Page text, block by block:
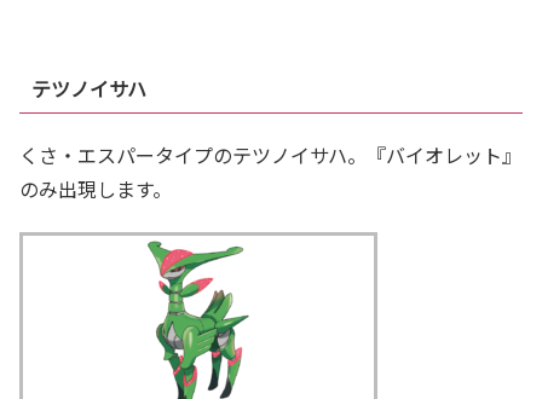
テツノイサハ
くさ・エスパータイプのテツノイサハ。『バイオレット』
のみ出現します。